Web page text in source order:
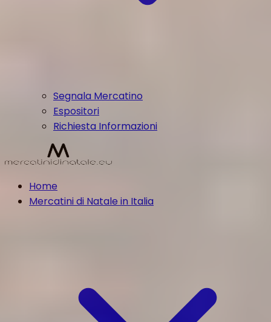
Segnala Mercatino
Espositori
Richiesta Informazioni
Home
Mercatini di Natale in Italia